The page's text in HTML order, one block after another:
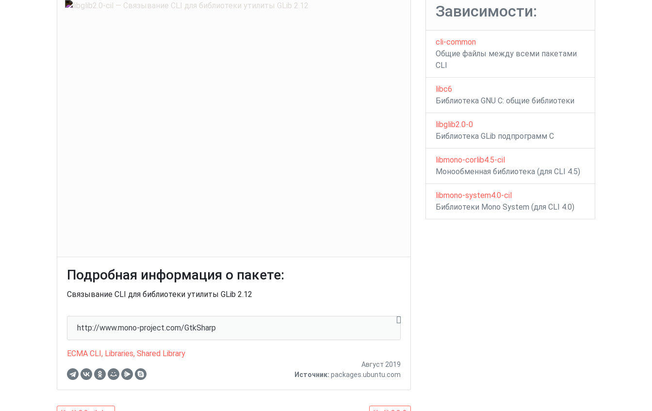
Подробная информация о пакете:
Связывание CLI для библиотеки утилиты GLib 2.12
http://www.mono-project.com/GtkSharp
ECMA CLI, Libraries, Shared Library
Август 2019
Источник: packages.ubuntu.com
Зависимости:
cli-common
Общие файлы между всеми пакетами
CLI
libc6
Библиотека GNU C: общие библиотеки
libglib2.0-0
Библиотека GLib подпрограмм C
libmono-corlib4.5-cil
Монообменная библиотека (для CLI 4.5)
libmono-system4.0-cil
Библиотеки Mono System (для CLI 4.0)